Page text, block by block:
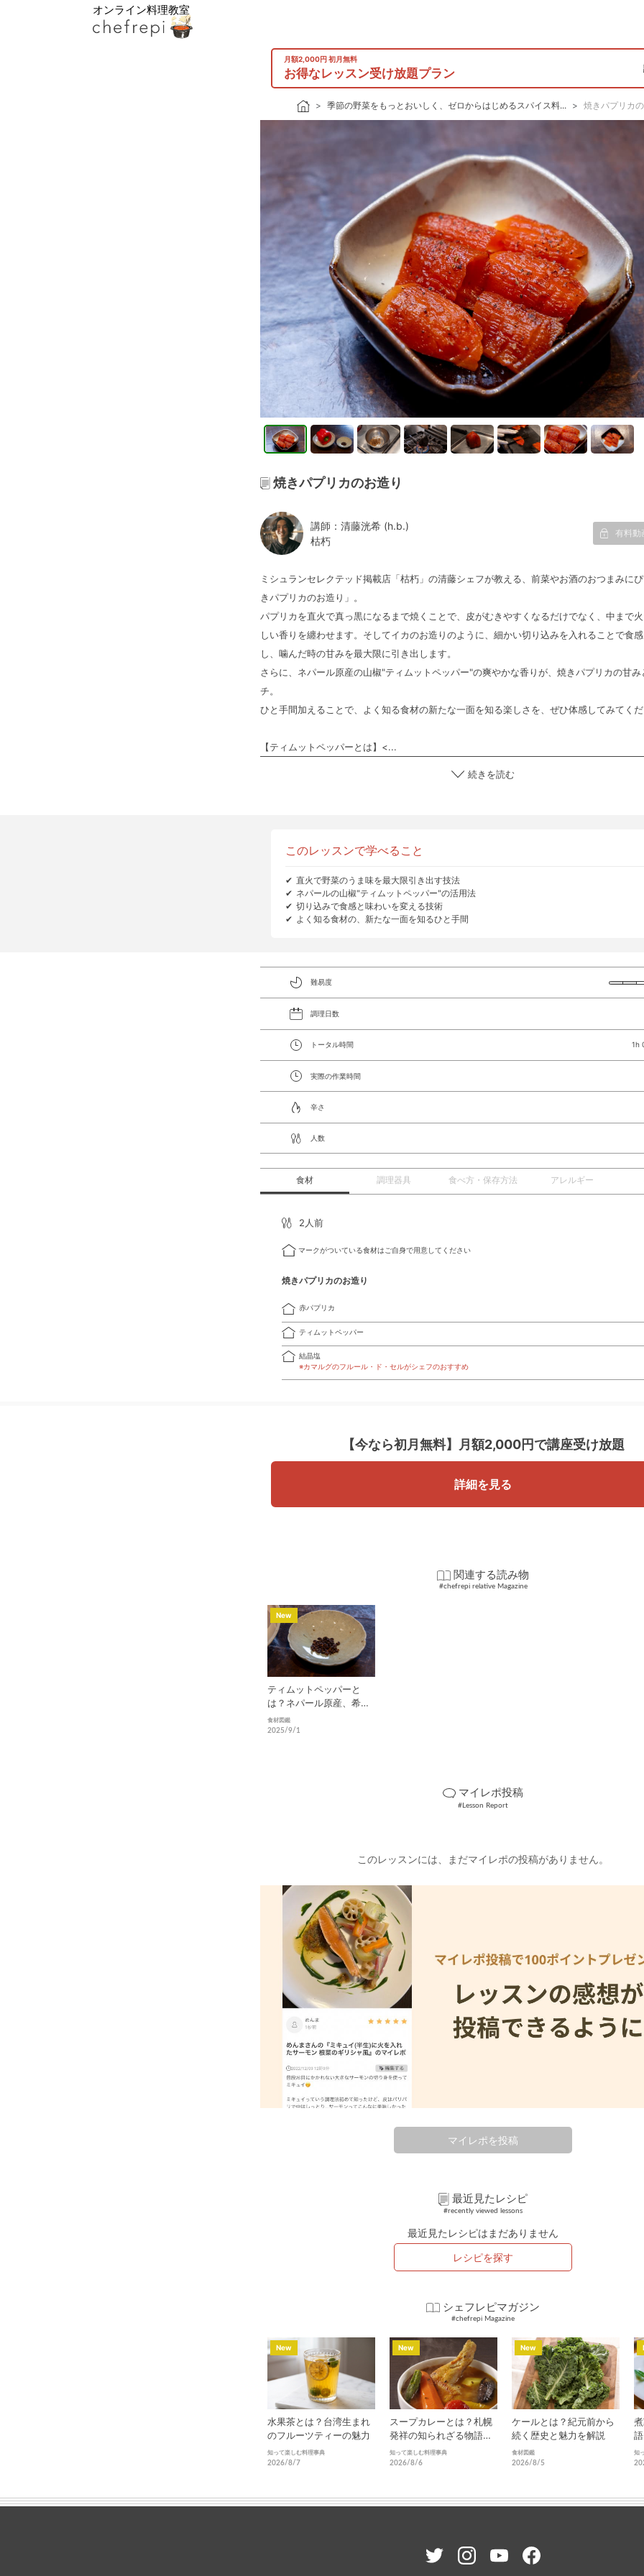
オンライン料理教室
月額2,000円 初月無料
お得なレッスン受け放題プラン
季節の野菜をもっとおいしく、ゼロからはじめるスパイス料... 焼きパプリカ
焼きパプリカのお造り
講師：清藤洸希 (h.b.)
枯朽
有料動
ミシュランセレクテッド掲載店「枯朽」の清藤シェフが教える、前菜やお酒のおつまみに
きパプリカのお造り」。
パプリカを直火で真っ黒になるまで焼くことで、皮がむきやすくなるだけでなく、中まで
しい香りを纏わせます。そしてイカのお造りのように、細かい切り込みを入れることで食感
し、噛んだ時の甘みを最大限に引き出します。
さらに、ネパール原産の山椒"ティムットペッパー"の爽やかな香りが、焼きパプリカの甘み
チ。
ひと手間加えることで、よく知る食材の新たな一面を知る楽しさを、ぜひ体感してみてくだ
【ティムットペッパーとは】<...
続きを読む
このレッスンで学べること
直火で野菜のうま味を最大限引き出す技法
ネパールの山椒"ティムットペッパー"の活用法
切り込みで食感と味わいを変える技術
よく知る食材の、新たな一面を知るひと手間
難易度
調理日数
トータル時間 1h
実際の作業時間
辛さ
人数
食材 調理器具 食べ方・保存方法 アレルギー
2人前
マークがついている食材はご自身で用意してください
焼きパプリカのお造り
赤パプリカ
ティムットペッパー
結晶塩
※カマルグのフルール・ド・セルがシェフのおすすめ
【今なら初月無料】 月額2,000円で講座受け放題
詳細を見る
関連する読み物
#chefrepi relative Magazine
ティムットペッパーと
は？ネパール原産、希少
なスパイスの世界
食材図鑑
2025/9/1
New
マイレポ投稿
#Lesson Report
このレッスンには、まだマイレポの投稿がありません。
マイレポを投稿
最近見たレシピ
#recently viewed lessons
最近見たレシピはまだありません
レシピを探す
シェフレピマガジン
#chefrepi Magazine
水果茶とは？台湾生まれ
のフルーツティーの魅力
知って楽しむ料理事典
2026/8/7
New
スープカレーとは？札幌
発祥の知られざる物語と
進化
知って楽しむ料理事典
2026/8/6
New
ケールとは？紀元前から
続く歴史と魅力を解説
食材図鑑
2026/8/5
New
化
知